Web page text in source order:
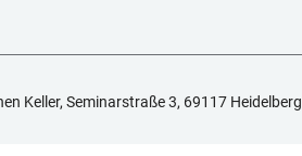
Keller, Seminarstraße 3, 69117 Heidelberg